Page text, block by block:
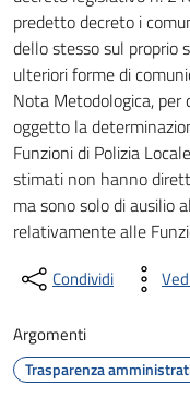
predetto decreto i
dello stesso sul proprio
ulteriori forme di
Nota Metodologica, per
oggetto la
Funzioni di Polizia
stimati non hanno
ma sono solo di ausilio
relativamente alle
Condividi
Argomenti
Trasparenza